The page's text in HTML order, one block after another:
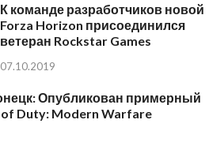
К команде разработчиков новой
Forza Horizon присоединился
ветеран Rockstar Games
07.10.2019
Опубликован примерный
of Duty: Modern Warfare